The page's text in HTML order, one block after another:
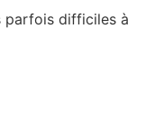
parfois difficiles à